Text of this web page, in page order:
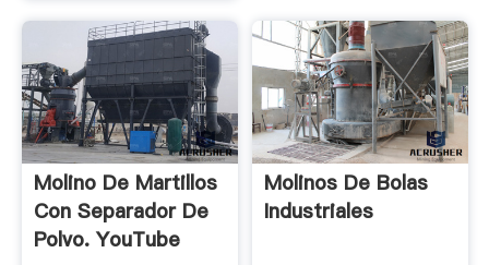
Molino De Martillos
Con Separador De
Polvo. YouTube
Molinos De Bolas
Industriales